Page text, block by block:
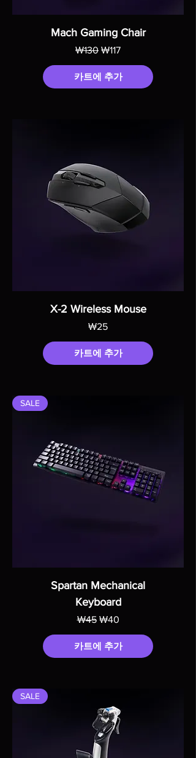
Mach Gaming Chair
일반가
₩130 할인가
₩117
카트에 추가
X-2 Wireless Mouse
가격
₩25
카트에 추가
SALE
Spartan Mechanical
Keyboard
일반가
₩45 할인가
₩40
카트에 추가
SALE